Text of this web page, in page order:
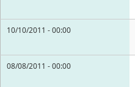
10/10/2011 - 00:00
08/08/2011 - 00:00